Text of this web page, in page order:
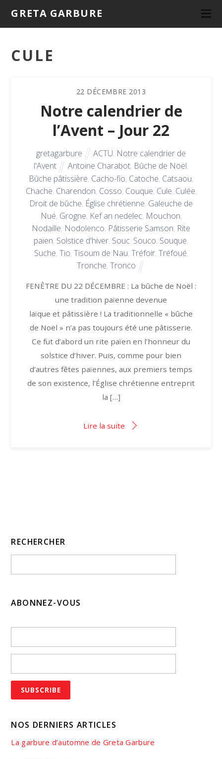
GRETA GARBURE
CULE
22 DÉCEMBRE 2013
Notre calendrier de
l’Avent – Jour 22
gretagarbure ACTU, Notre calendrier de
l'Avent
Antoine Charabot, Bûche de Noël,
Bûche pâtissière, Cacho-fio, Catoche, Catsaou,
Chache, Charendon, Cosso, Couque, Cule, Culée,
Droit de bûche, Église chrétienne, Galeuche de
Nué, Grogne, Kef an nedelec, Mouchon,
Nodaille, Nodolenco, Pâtisserie Samson, Rite
païen, Solstice d'hiver, Souc, Souco, Souque,
Suche, Tio, Tisoum de Nau, Tréfoir, Tréfoué,
Tronche,Tronco
FENÊTRE DU 22 DÉCEMBRE : La bûche de Noël :
une tradition païenne devenue
laïque et pâtissière ! La traditionnelle « bûche
de Noël » n’a pas toujours été une pâtisserie.
Ce fut d’abord un rite païen en l’honneur du
solstice d’hiver. Puis, comme pour bien
d’autres fêtes païennes, aux premiers temps
de son existence, l’Église chrétienne entreprit
la […]
Lire la suite
RECHERCHER
ABONNEZ-VOUS
NOS DERNIERS ARTICLES
La garbure d’automne de Greta Garbure